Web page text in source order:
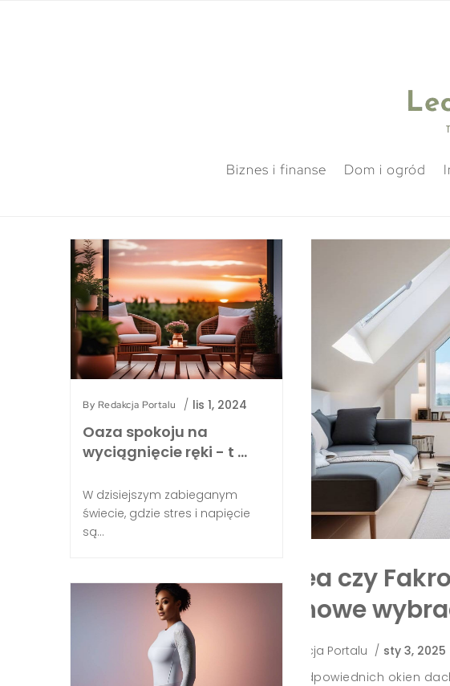
Biznes i finanse Dom i ogród
By Redakcja Portalu / lis 1, 2024
Oaza spokoju na
wyciągnięcie ręki - t …
W dzisiejszym zabieganym
świecie, gdzie stres i napięcie
są...
- które okna
dachowych to kluczowa decyzja przy
Ile
paneli?
ByRedakcja Portalu /
Budowa